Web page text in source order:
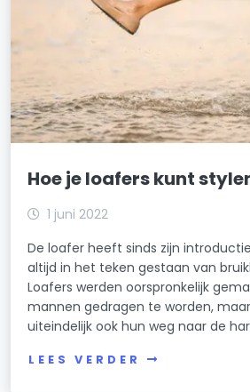
Hoe je loafers kunt
1 juni 2022
De loafer heeft sinds zijn
altijd in het teken gestaan van
Loafers werden oorspronkelijk
mannen gedragen te worden,
uiteindelijk ook hun weg naar de
LEES VERDER